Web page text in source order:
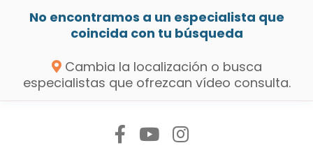
No encontramos a un especialista que
coincida con tu búsqueda
Cambia la localización o busca
especialistas que ofrezcan vídeo consulta.